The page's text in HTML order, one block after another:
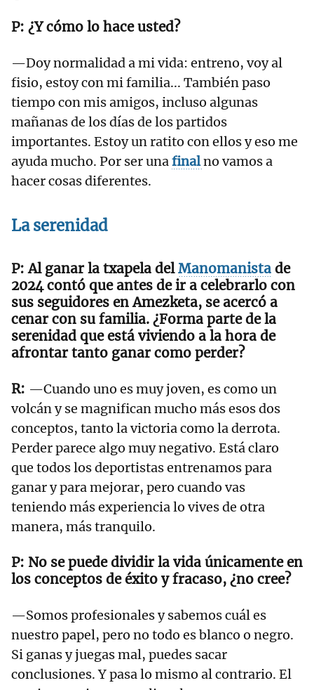
¿Y cómo lo hace usted?
—Doy normalidad a mi vida: entreno, voy al
fisio, estoy con mi familia... También paso
tiempo con mis amigos, incluso algunas
mañanas de los días de los partidos
importantes. Estoy un ratito con ellos y eso me
ayuda mucho. Por ser unafinalno vamos a
hacer cosas diferentes.
La serenidad
Al ganar la txapela delManomanista de
2024 contó que antes de ir a celebrarlo con
sus seguidores en Amezketa, se acercó a
cenar con su familia. ¿Forma parte de la
serenidad que está viviendo a la hora de
afrontar tanto ganar como perder?
—Cuando uno es muy joven, es como un
volcán y se magnifican mucho más esos dos
conceptos, tanto la victoria como la derrota.
Perder parece algo muy negativo. Está claro
que todos los deportistas entrenamos para
ganar y para mejorar, pero cuando vas
teniendo más experiencia lo vives de otra
manera, más tranquilo.
No se puede dividir la vida únicamente en
los conceptos de éxito y fracaso, ¿no cree?
—Somos profesionales y sabemos cuál es
nuestro papel, pero no todo es blanco o negro.
Si ganas y juegas mal, puedes sacar
conclusiones. Y pasa lo mismo al contrario. El